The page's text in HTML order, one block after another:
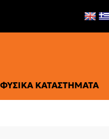
ΦΥΣΙΚΆ ΚΑΤΑΣΤΉΜΑΤΑ